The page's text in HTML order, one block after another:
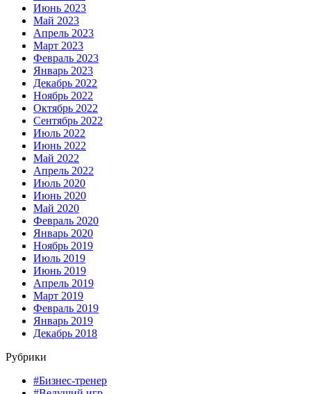
Июнь 2023
Май 2023
Апрель 2023
Март 2023
Февраль 2023
Январь 2023
Декабрь 2022
Ноябрь 2022
Октябрь 2022
Сентябрь 2022
Июль 2022
Июнь 2022
Май 2022
Апрель 2022
Июль 2020
Июнь 2020
Май 2020
Февраль 2020
Январь 2020
Ноябрь 2019
Июль 2019
Июнь 2019
Апрель 2019
Март 2019
Февраль 2019
Январь 2019
Декабрь 2018
Рубрики
#Бизнес-тренер